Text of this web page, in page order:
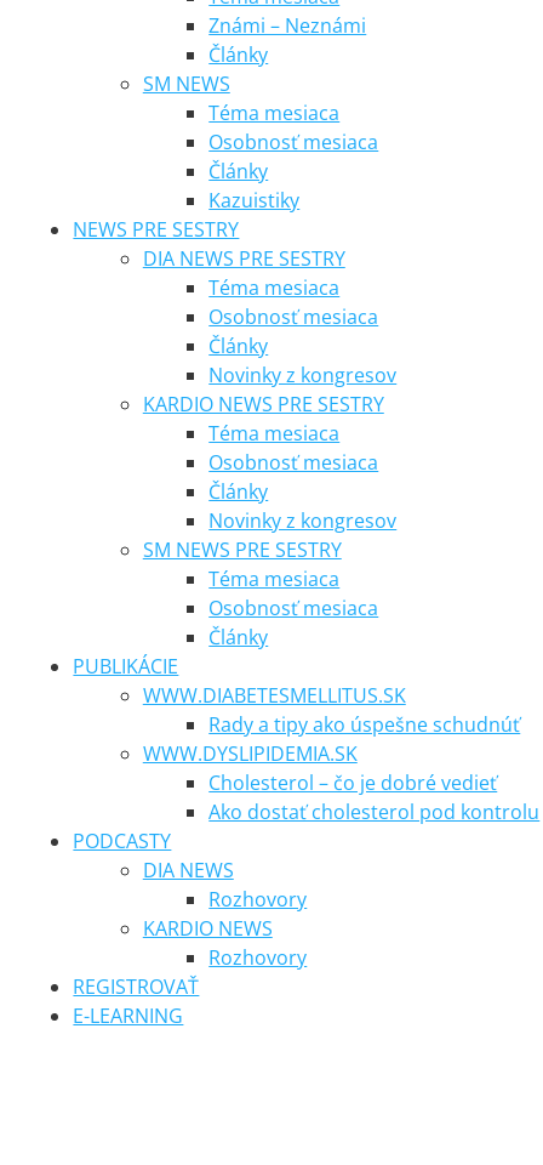
Známi – Neznámi
Články
SM NEWS
Téma mesiaca
Osobnosť mesiaca
Články
Kazuistiky
NEWS PRE SESTRY
DIA NEWS PRE SESTRY
Téma mesiaca
Osobnosť mesiaca
Články
Novinky z kongresov
KARDIO NEWS PRE SESTRY
Téma mesiaca
Osobnosť mesiaca
Články
Novinky z kongresov
SM NEWS PRE SESTRY
Téma mesiaca
Osobnosť mesiaca
Články
PUBLIKÁCIE
WWW.DIABETESMELLITUS.SK
Rady a tipy ako úspešne schudnúť
WWW.DYSLIPIDEMIA.SK
Cholesterol – čo je dobré vedieť
Ako dostať cholesterol pod kontrolu
PODCASTY
DIA NEWS
Rozhovory
KARDIO NEWS
Rozhovory
REGISTROVAŤ
E-LEARNING